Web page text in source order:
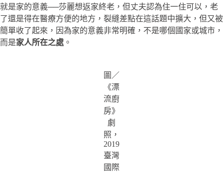
就是家的意義──莎麗想返家終老，但丈夫認為住一住可以，老
了還是得在醫療方便的地方，裂縫差點在這話題中擴大，但又被
簡單收了起來，因為家的意義非常明確，不是哪個國家或城市，
而是家人所在之處 。
圖／
《漂
流廚
房》
劇
照，
2019
臺灣
國際